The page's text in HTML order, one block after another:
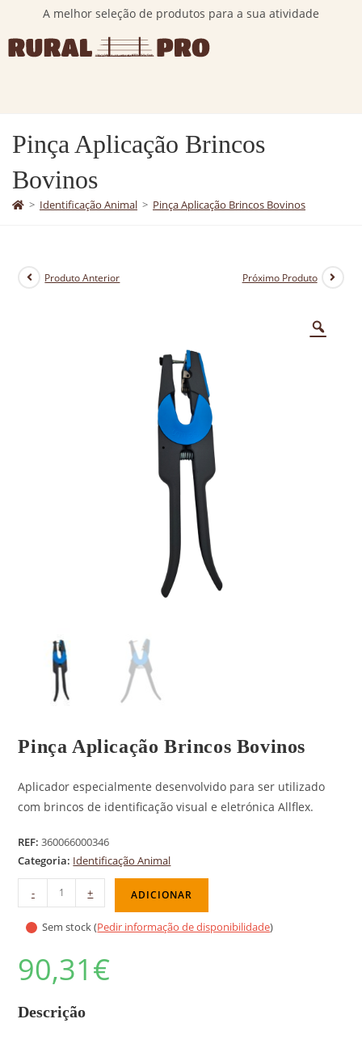
A melhor seleção de produtos para a sua atividade
Pinça Aplicação Brincos
Bovinos
> Identificação Animal > Pinça Aplicação Brincos Bovinos
Produto Anterior Próximo Produto
Pinça Aplicação Brincos Bovinos
Aplicador especialmente desenvolvido para ser utilizado
com brincos de identificação visual e eletrónica Allflex.
REF:360066000346
Categoria: Identificação Animal
- + ADICIONAR
Sem stock (Pedir informação de disponibilidade)
90,31€
Descrição